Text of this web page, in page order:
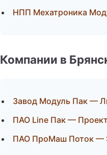
НПП Мехатроника
Компании в
Завод Модуль Пак —
ПАО Line Пак —
ПАО ПроМаш Поток —